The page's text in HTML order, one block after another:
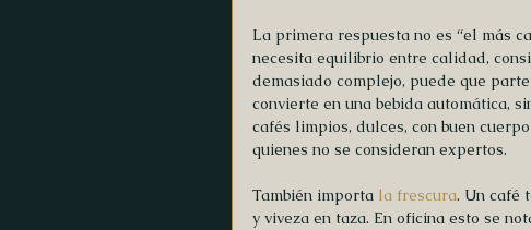
La primera respuesta no es “el más
necesita equilibrio entre calidad,
demasiado complejo, puede que
convierte en una bebida automática,
cafés limpios, dulces, con buen
quienes no se consideran expertos.
También importa la frescura. Un café
y viveza en taza. En oficina esto se